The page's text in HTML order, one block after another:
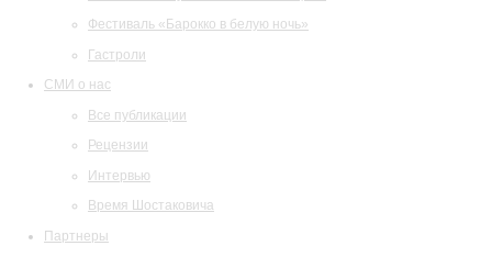
Фестиваль «Барокко в белую ночь»
Гастроли
СМИ о нас
Все публикации
Рецензии
Интервью
Время Шостаковича
Партнеры